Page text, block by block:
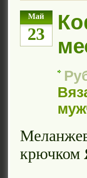
Май
23
крючком